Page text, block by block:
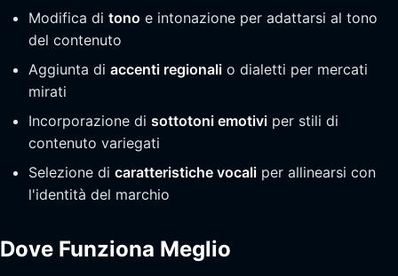
Modifica di tono e intonazione per adattarsi al tono
del contenuto
Aggiunta di accenti regionali o dialetti per mercati
mirati
Incorporazione di sottotoni emotivi per stili di
contenuto variegati
Selezione di caratteristiche vocali per allinearsi con
l'identità del marchio
Dove Funziona Meglio